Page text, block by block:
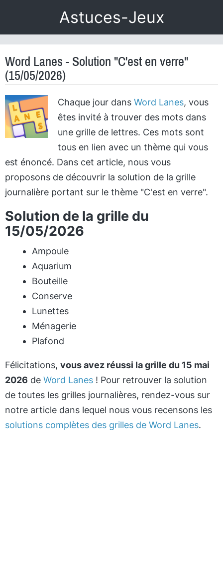
Astuces-Jeux
Word Lanes - Solution "C'est en verre"
(15/05/2026)
Chaque jour dans Word Lanes, vous
êtes invité à trouver des mots dans
une grille de lettres. Ces mots sont
tous en lien avec un thème qui vous
est énoncé. Dans cet article, nous vous
proposons de découvrir la solution de la grille
journalière portant sur le thème "C'est en verre".
Solution de la grille du
15/05/2026
Ampoule
Aquarium
Bouteille
Conserve
Lunettes
Ménagerie
Plafond
Félicitations, vous avez réussi la grille du 15 mai
2026 de Word Lanes ! Pour retrouver la solution
de toutes les grilles journalières, rendez-vous sur
notre article dans lequel nous vous recensons les
solutions complètes des grilles de Word Lanes.